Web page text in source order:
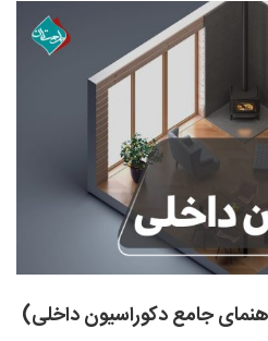
جامع دکوراسیون داخلی)